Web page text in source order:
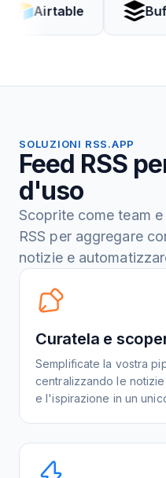
Buffer
SOLUZIONI RSS.APP
Feed RSS
d'uso
Scoprite come team
RSS per aggregare
notizie e
Curatela e
Semplificate la vostra
centralizzando le
e l'ispirazione in un